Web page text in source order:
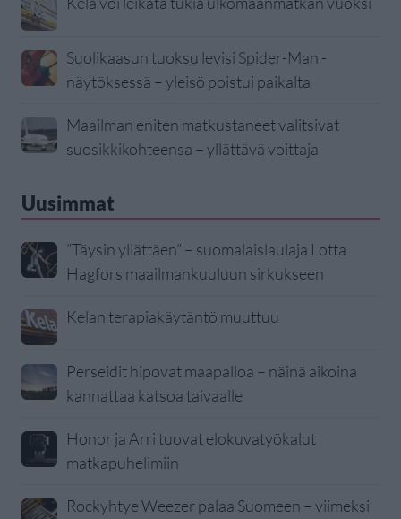
Suolikaasun tuoksu levisi Spider-Man -
näytöksessä – yleisö poistui paikalta
Maailman eniten matkustaneet valitsivat
suosikkikohteensa – yllättävä voittaja
Uusimmat
”Täysin yllättäen” – suomalaislaulaja Lotta
Hagfors maailmankuuluun sirkukseen
Kelan terapiakäytäntö muuttuu
Perseidit hipovat maapalloa – näinä aikoina
kannattaa katsoa taivaalle
Honor ja Arri tuovat elokuvatyökalut
matkapuhelimiin
Rockyhtye Weezer palaa Suomeen – viimeksi